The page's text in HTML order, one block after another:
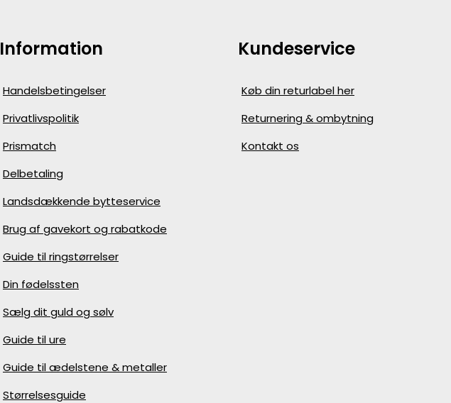
Information
Handelsbetingelser
Privatlivspolitik
Prismatch
Delbetaling
Landsdækkende bytteservice
Brug af gavekort og rabatkode
Guide til ringstørrelser
Din fødelssten
Sælg dit guld og sølv
Guide til ure
Guide til ædelstene & metaller
Størrelsesguide
Kundeservice
Køb din returlabel her
Returnering & ombytning
Kontakt os